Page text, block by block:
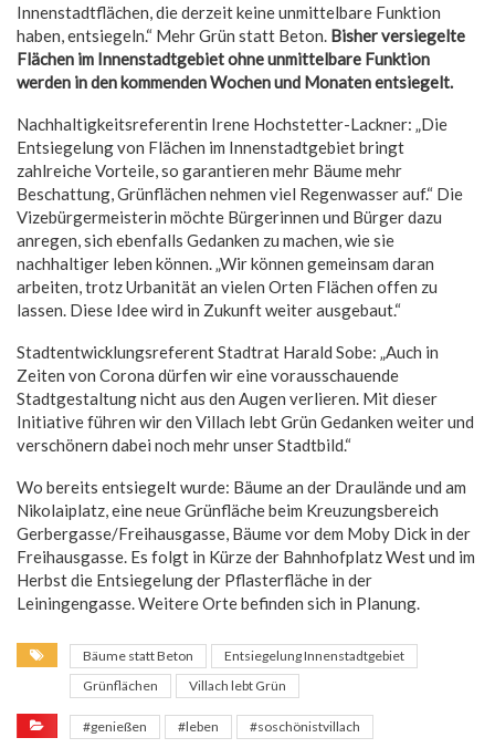
Innenstadtflächen, die derzeit keine unmittelbare Funktion
haben, entsiegeln.“ Mehr Grün statt Beton. Bisher versiegelte
Flächen im Innenstadtgebiet ohne unmittelbare Funktion
werden in den kommenden Wochen und Monaten entsiegelt.
Nachhaltigkeitsreferentin Irene Hochstetter-Lackner: „Die
Entsiegelung von Flächen im Innenstadtgebiet bringt
zahlreiche Vorteile, so garantieren mehr Bäume mehr
Beschattung, Grünflächen nehmen viel Regenwasser auf.“ Die
Vizebürgermeisterin möchte Bürgerinnen und Bürger dazu
anregen, sich ebenfalls Gedanken zu machen, wie sie
nachhaltiger leben können. „Wir können gemeinsam daran
arbeiten, trotz Urbanität an vielen Orten Flächen offen zu
lassen. Diese Idee wird in Zukunft weiter ausgebaut.“
Stadtentwicklungsreferent Stadtrat Harald Sobe: „Auch in
Zeiten von Corona dürfen wir eine vorausschauende
Stadtgestaltung nicht aus den Augen verlieren. Mit dieser
Initiative führen wir den Villach lebt Grün Gedanken weiter und
verschönern dabei noch mehr unser Stadtbild.“
Wo bereits entsiegelt wurde: Bäume an der Draulände und am
Nikolaiplatz, eine neue Grünfläche beim Kreuzungsbereich
Gerbergasse/Freihausgasse, Bäume vor dem Moby Dick in der
Freihausgasse. Es folgt in Kürze der Bahnhofplatz West und im
Herbst die Entsiegelung der Pflasterfläche in der
Leiningengasse. Weitere Orte befinden sich in Planung.
Bäume statt Beton
Entsiegelung Innenstadtgebiet
Grünflächen
Villach lebt Grün
#genießen #leben #soschönistvillach